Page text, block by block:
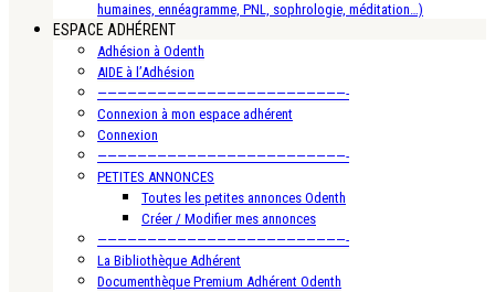
humaines, ennéagramme, PNL, sophrologie, méditation…)
ESPACE ADHÉRENT
Adhésion à Odenth
AIDE à l’Adhésion
—————————————————————————-
Connexion à mon espace adhérent
Connexion
—————————————————————————-
PETITES ANNONCES
Toutes les petites annonces Odenth
Créer / Modifier mes annonces
—————————————————————————-
La Bibliothèque Adhérent
Documenthèque Premium Adhérent Odenth